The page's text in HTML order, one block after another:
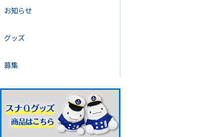
お知らせ
グッズ
募集